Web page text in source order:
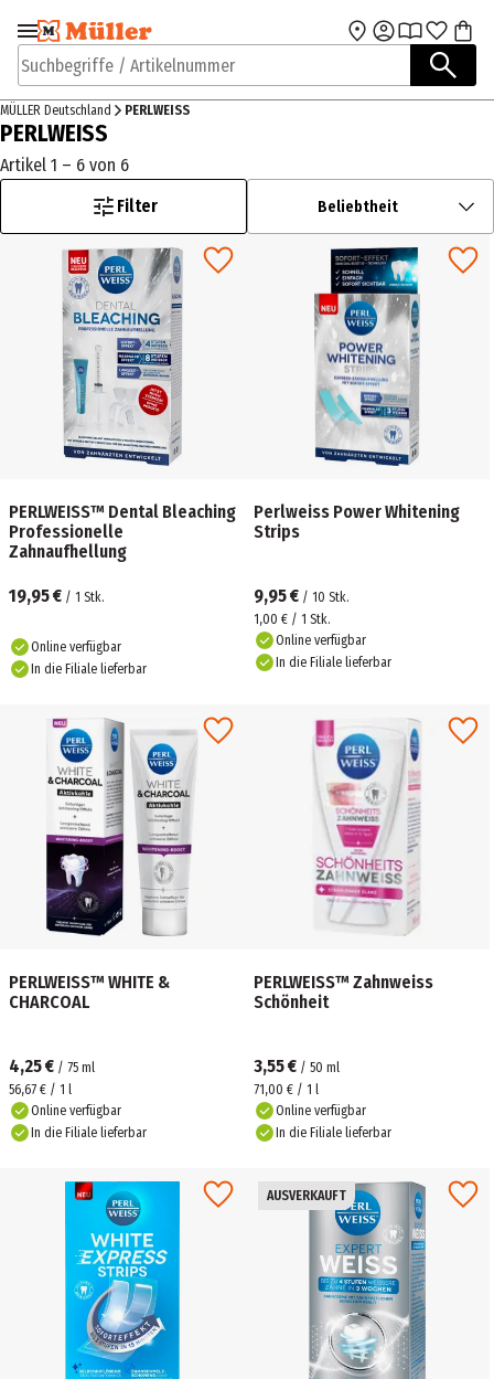
Zur Navigation
springen
Zum Hauptinhalt
Suchbegriffe / Artikelnummer
MÜLLER Deutschland PERLWEISS
PERLWEISS
Artikel 1 – 6 von 6
Filter
Beliebtheit
PERLWEISS™ Dental Bleaching
Professionelle
Zahnaufhellung
19,95 € / 1 Stk.
Online verfügbar
In die Filiale lieferbar
Perlweiss Power Whitening
Strips
9,95 € / 10 Stk.
1,00 € / 1 Stk.
Online verfügbar
In die Filiale lieferbar
PERLWEISS™ WHITE &
CHARCOAL
4,25 € / 75 ml
56,67 € / 1 l
Online verfügbar
In die Filiale lieferbar
PERLWEISS™ Zahnweiss
Schönheit
3,55 € / 50 ml
71,00 € / 1 l
Online verfügbar
In die Filiale lieferbar
AUSVERKAUFT